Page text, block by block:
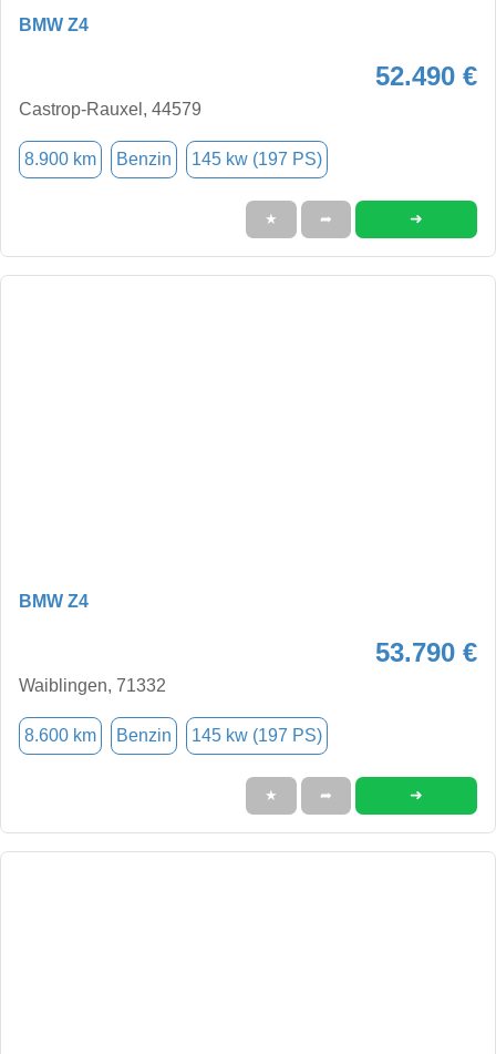
BMW Z4
52.490 €
Castrop-Rauxel, 44579
8.900 km Benzin 145 kw (197 PS)
★ ➦ ➜
BMW Z4
53.790 €
Waiblingen, 71332
8.600 km Benzin 145 kw (197 PS)
★ ➦ ➜